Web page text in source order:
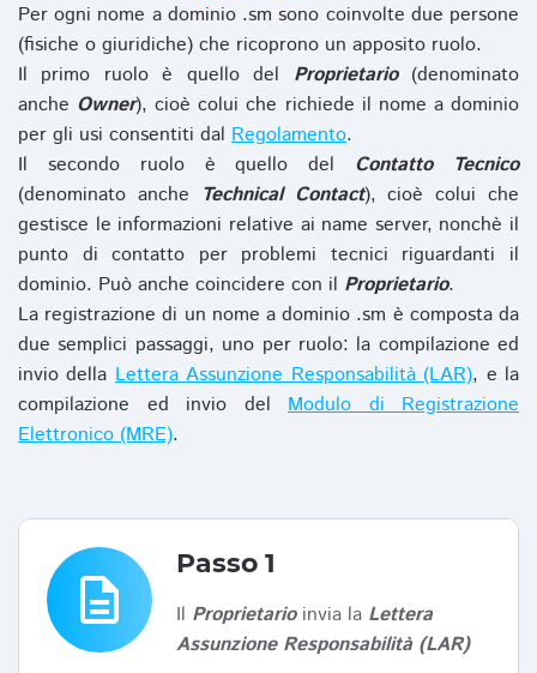
Per ogni nome a dominio .sm sono coinvolte due persone
(fisiche o giuridiche) che ricoprono un apposito ruolo.
Il primo ruolo è quello del Proprietario(denominato
anche Owner), cioè colui che richiede il nome a dominio
per gli usi consentiti dal Regolamento.
Il secondo ruolo è quello del Contatto Tecnico
(denominato anche Technical Contact), cioè colui che
gestisce le informazioni relative ai name server, nonchè il
punto di contatto per problemi tecnici riguardanti il
dominio. Può anche coincidere con il Proprietario.
La registrazione di un nome a dominio .sm è composta da
due semplici passaggi, uno per ruolo: la compilazione ed
invio dellaLettera Assunzione Responsabilità (LAR), e la
compilazione ed invio del Modulo di Registrazione
Elettronico (MRE).
description
Passo 1
Il Proprietarioinvia la Lettera
Assunzione Responsabilità (LAR)